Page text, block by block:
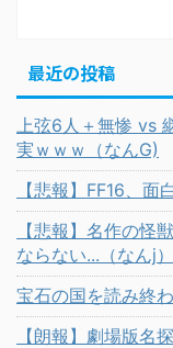
最近の投稿
上弦6人＋無惨 vs
実ｗｗｗ（なんG)
【悲報】FF16、面
【悲報】名作の怪
ならない...（なんj）
宝石の国を読み終
【朗報】劇場版名